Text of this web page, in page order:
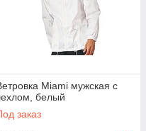
Miami мужская с
белый
заказ